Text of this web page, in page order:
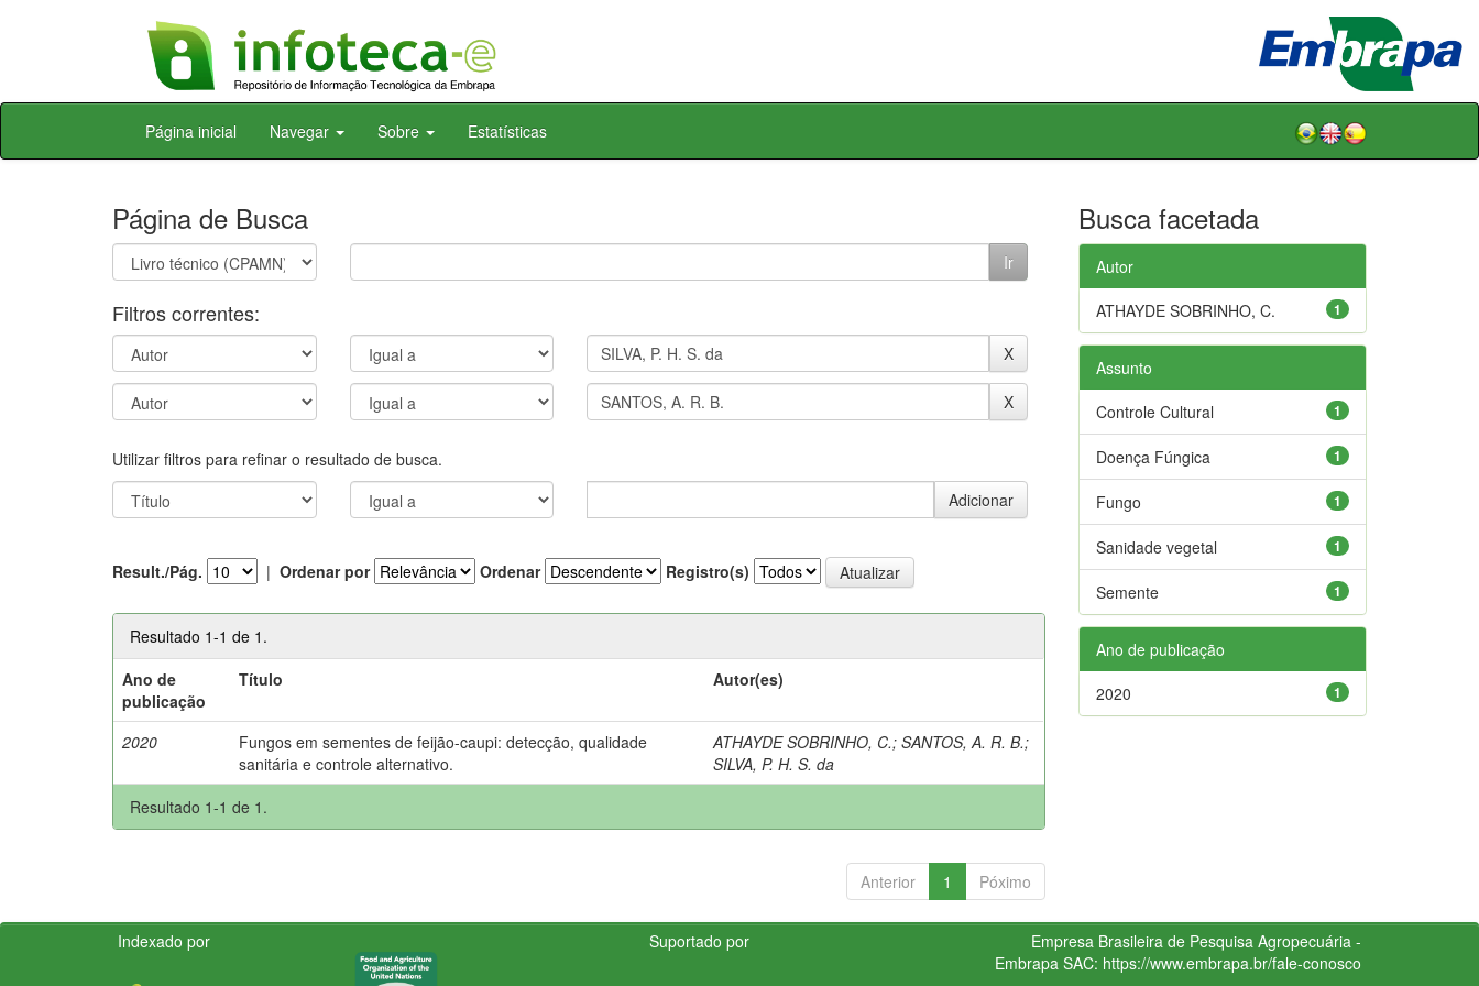
Skip
Página inicial Navegar Sobre Estatísticas
Página de Busca
Filtros correntes:
Utilizar filtros para refinar o resultado de busca.
Result./Pág. | Ordenar por Ordenar Registro(s)
Resultado 1-1 de 1.
Ano de
publicação
Título Autor(es)
2020
Fungos em sementes de feijão-caupi: detecção, qualidade
sanitária e controle alternativo.
ATHAYDE SOBRINHO, C.;SANTOS, A. R. B.;
SILVA, P. H. S. da
Resultado 1-1 de 1.
Anterior 1 Póximo
Busca facetada
Autor
1
ATHAYDE SOBRINHO, C.
Assunto
1
Controle Cultural
1
Doença Fúngica
1
Fungo
1
Sanidade vegetal
1
Semente
Ano de publicação
1
2020
Indexado por Suportado por
Empresa Brasileira de Pesquisa Agropecuária -
Embrapa SAC: https://www.embrapa.br/fale-conosco